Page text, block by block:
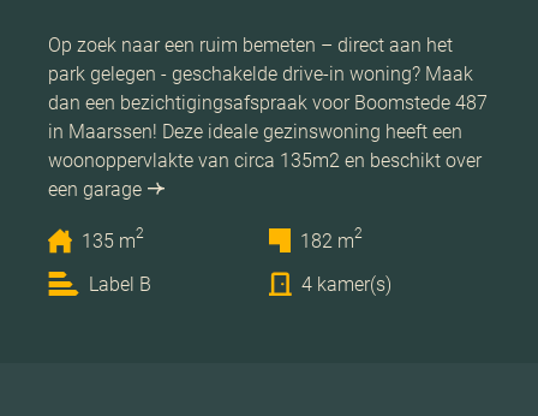
Op zoek naar een ruim bemeten – direct aan het
park gelegen - geschakelde drive-in woning? Maak
dan een bezichtigingsafspraak voor Boomstede 487
in Maarssen! Deze ideale gezinswoning heeft een
woonoppervlakte van circa 135m2 en beschikt over
een garage
135 m2 182 m2
Label B 4 kamer(s)